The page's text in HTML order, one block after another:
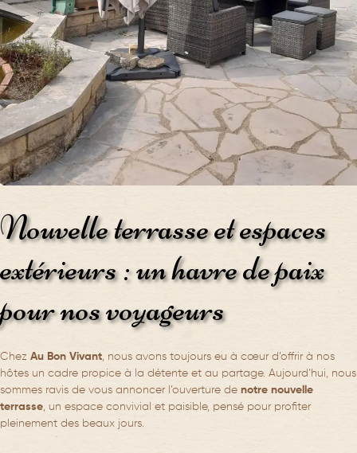
Nouvelle terrasse et espaces
extérieurs : un havre de paix
pour nos voyageurs
Chez Au Bon Vivant, nous avons toujours eu à cœur d’offrir à nos
hôtes un cadre propice à la détente et au partage. Aujourd’hui, nous
sommes ravis de vous annoncer l’ouverture de notre nouvelle
terrasse, un espace convivial et paisible, pensé pour profiter
pleinement des beaux jours.